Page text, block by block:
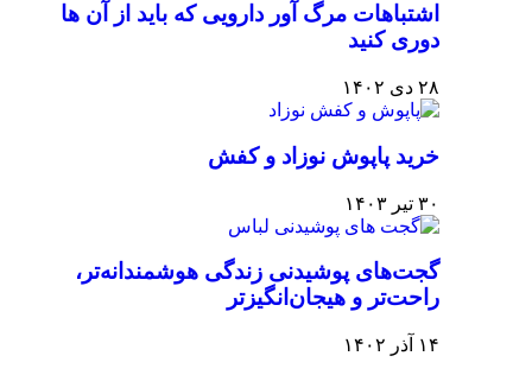
اشتباهات مرگ آور دارویی که باید از آن ها
دوری کنید
۲۸ دی ۱۴۰۲
خرید پاپوش نوزاد و کفش
۳۰ تیر ۱۴۰۳
گجت‌های پوشیدنی زندگی هوشمندانه‌تر،
راحت‌تر و هیجان‌انگیزتر
۱۴ آذر ۱۴۰۲